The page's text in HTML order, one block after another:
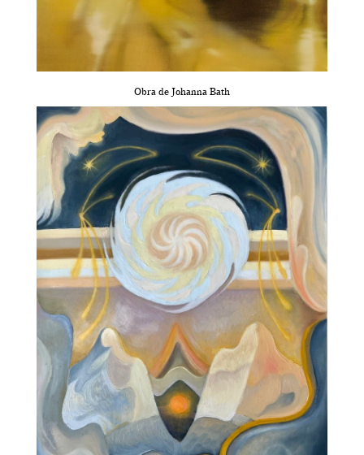
Obra de Johanna Bath